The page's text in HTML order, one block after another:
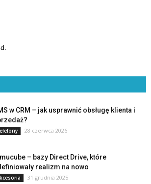
w CRM – jak usprawnić obsługę klienta i
28 czerwca 2026
– bazy Direct Drive, które
realizm na nowo
31 grudnia 2025